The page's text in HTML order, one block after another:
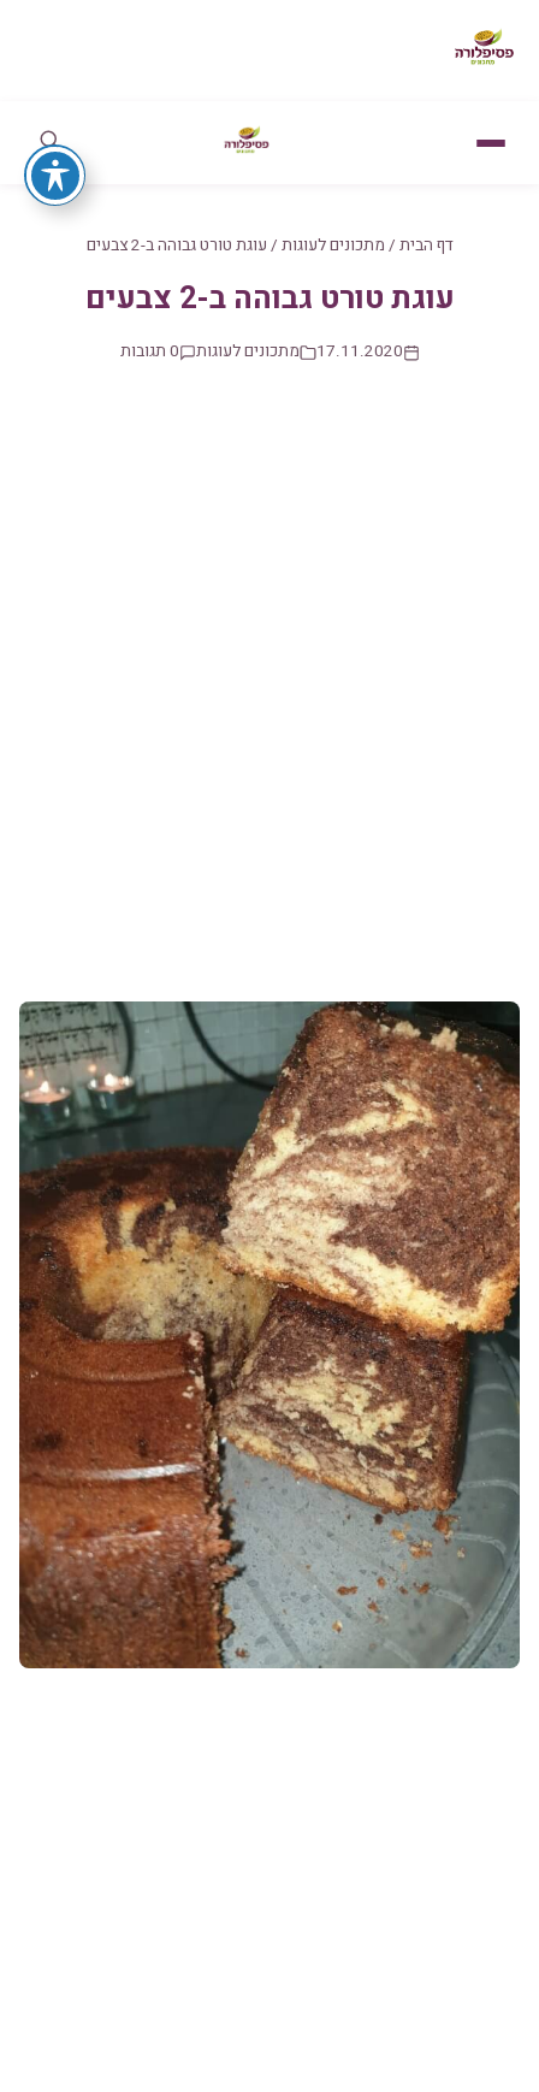
דף הבית / מתכונים לעוגות / עוגת טורט גבוהה ב-2 צבעים
עוגת טורט גבוהה ב-2 צבעים
17.11.2020 מתכונים לעוגות 0 תגובות